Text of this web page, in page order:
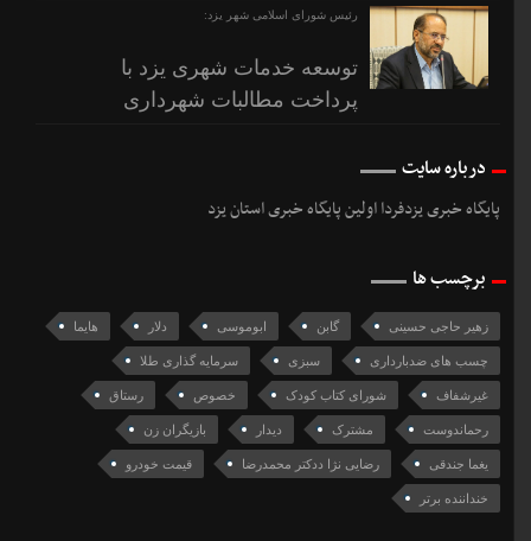
رئیس شورای اسلامی شهر یزد:
توسعه خدمات شهری یزد با
پرداخت مطالبات شهرداری
درباره سایت
پایگاه خبری یزدفردا اولین پایگاه خبری استان یزد
برچسب ها
زهیر حاجی حسینی گابن ابوموسی دلار هایما
چسب های ضدبارداری سبزی سرمایه گذاری طلا
غیرشفاف شورای کتاب کودک خصوص رستاق
رحماندوست مشترک دیدار بازیگران زن
یغما جندقی رضایی نژا ددکتر محمدرضا قیمت خودرو
خنداننده برتر